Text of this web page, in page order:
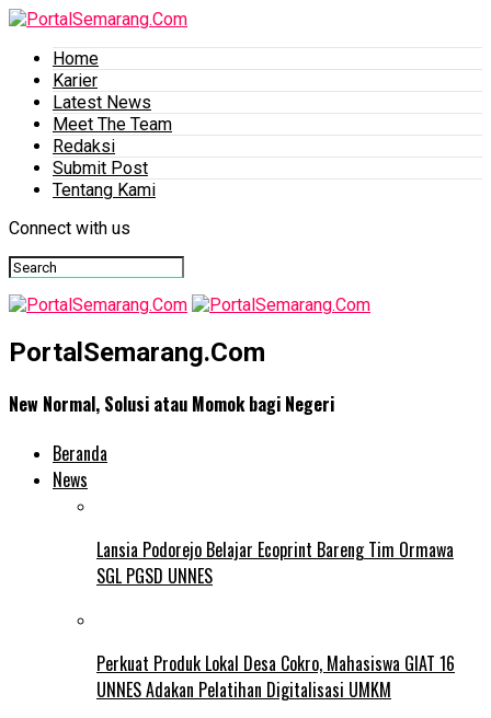
Home
Karier
Latest News
Meet The Team
Redaksi
Submit Post
Tentang Kami
Connect with us
PortalSemarang.Com
New Normal, Solusi atau Momok bagi Negeri
Beranda
News
Lansia Podorejo Belajar Ecoprint Bareng Tim Ormawa
SGL PGSD UNNES
Perkuat Produk Lokal Desa Cokro, Mahasiswa GIAT 16
UNNES Adakan Pelatihan Digitalisasi UMKM